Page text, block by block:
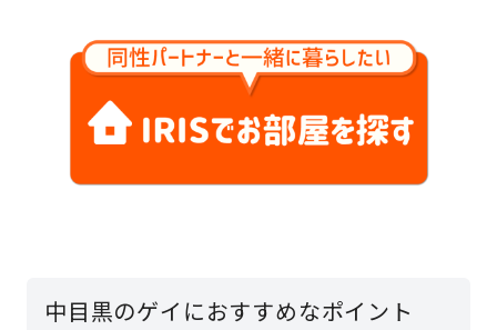
中目黒のゲイにおすすめなポイント